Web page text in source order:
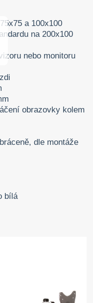
a 100x100
na 200x100
nebo monitoru
obrazovky kolem
dle montáže
bílá